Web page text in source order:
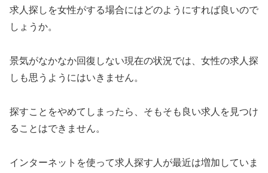
求人探しを女性がする場合にはどのようにすれば良いので
しょうか。
景気がなかなか回復しない現在の状況では、女性の求人探
しも思うようにはいきません。
探すことをやめてしまったら、そもそも良い求人を見つけ
ることはできません。
インターネットを使って求人探す人が最近は増加していま